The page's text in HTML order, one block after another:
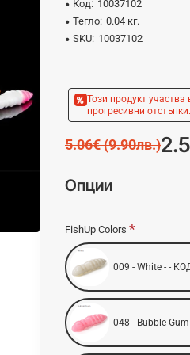
Код: 10037102
Тегло: 0.04 кг.
SKU: 10037102
Този продукт участва
прогресивни отстъпки.
5.06€ (9.90лв.)
Опции
FishUp Colors
009 - White - -
048 - Bubble